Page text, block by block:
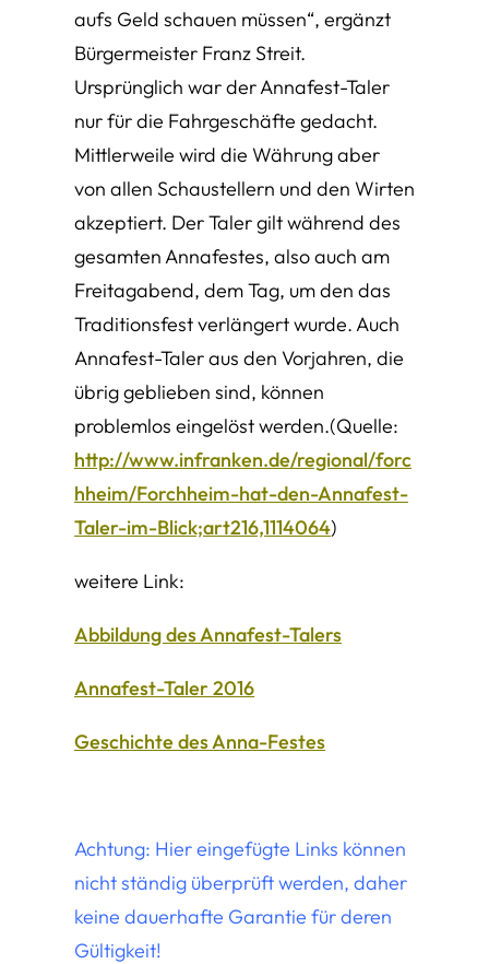
aufs Geld schauen müssen“, ergänzt
Bürgermeister Franz Streit.
Ursprünglich war der Annafest-Taler
nur für die Fahrgeschäfte gedacht.
Mittlerweile wird die Währung aber
von allen Schaustellern und den Wirten
akzeptiert. Der Taler gilt während des
gesamten Annafestes, also auch am
Freitagabend, dem Tag, um den das
Traditionsfest verlängert wurde. Auch
Annafest-Taler aus den Vorjahren, die
übrig geblieben sind, können
problemlos eingelöst werden.(Quelle:
http://www.infranken.de/regional/forc
hheim/Forchheim-hat-den-Annafest-
Taler-im-Blick;art216,1114064)
weitere Link:
Abbildung des Annafest-Talers
Annafest-Taler 2016
Geschichte des Anna-Festes
Achtung: Hier eingefügte Links können
nicht ständig überprüft werden, daher
keine dauerhafte Garantie für deren
Gültigkeit!